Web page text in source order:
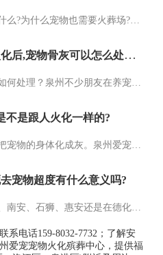
宠物火化场的存在意义是什么?为什么宠物也需要火葬场?泉州爱宠宠物火化服务【15980327732】泉州爱宠宠物火化服务提供宠物殡葬、宠物火化、小动物无公害处理、猫咪火化、狗狗火化，包括泉州、晋江、石狮、南安、惠安及…
泉州朋友家里宠物火化后,宠物骨灰可以怎么处理?
不是跟人火化一样的?
宠物超度有什么意义吗?
不管是在泉州市区、晋江、南安、石狮、惠安还是在德化、水头，都有不少人会为死去的宠物们做法事超度。那你们知道为死去宠物超度法事的意义在哪里呢？今天，爱宠宠物殡葬服务中心小编就给大家来讲一讲为死去宠物做超…
系电话159-8032-7732；了解安
爱宠宠物火化殡葬中心，提供福